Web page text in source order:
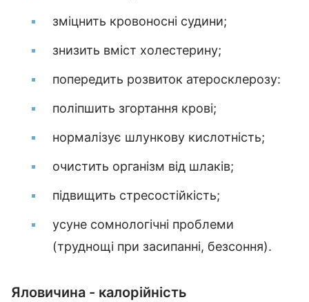
зміцнить кровоносні судини;
знизить вміст холестерину;
попередить розвиток атеросклерозу:
поліпшить згортання крові;
нормалізує шлункову кислотність;
очистить організм від шлаків;
підвищить стресостійкість;
усуне сомнологічні проблеми
(труднощі при засипанні, безсоння).
Яловичина - калорійність